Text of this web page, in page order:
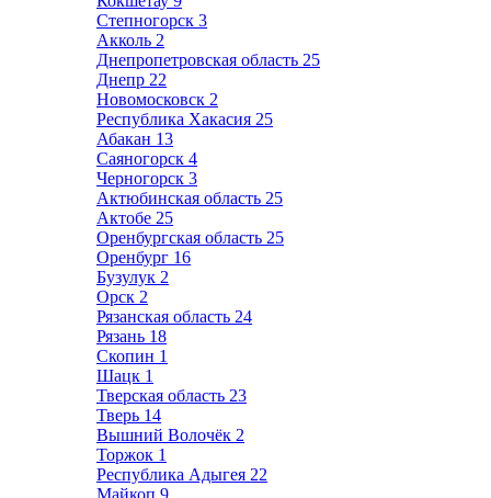
Степногорск 3
Акколь 2
Днепропетровская область 25
Днепр 22
Новомосковск 2
Республика Хакасия 25
Абакан 13
Саяногорск 4
Черногорск 3
Актюбинская область 25
Актобе 25
Оренбургская область 25
Оренбург 16
Бузулук 2
Орск 2
Рязанская область 24
Рязань 18
Скопин 1
Шацк 1
Тверская область 23
Тверь 14
Вышний Волочёк 2
Торжок 1
Республика Адыгея 22
Майкоп 9